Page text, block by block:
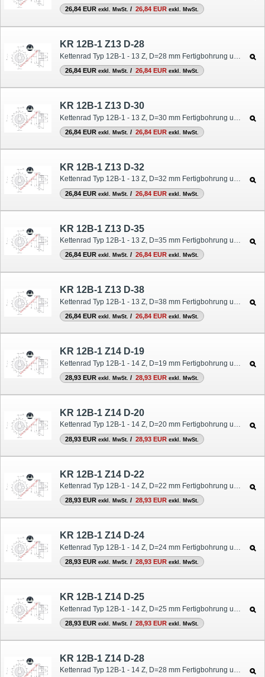
26,84 EUR exkl. MwSt. / 26,84 EUR exkl. MwSt.
KR 12B-1 Z13 D-28
Kettenrad Typ 12B-1 - 13 Z, D=28 mm Fertigbohrung und Nut
26,84 EUR exkl. MwSt. / 26,84 EUR exkl. MwSt.
KR 12B-1 Z13 D-30
26,84 EUR exkl. MwSt. / 26,84 EUR exkl. MwSt.
KR 12B-1 Z13 D-32
Kettenrad Typ 12B-1 - 13 Z, D=32 mm Fertigbohrung und Nut
26,84 EUR exkl. MwSt. / 26,84 EUR exkl. MwSt.
KR 12B-1 Z13 D-35
Kettenrad Typ 12B-1 - 13 Z, D=35 mm Fertigbohrung und Nut
26,84 EUR exkl. MwSt. / 26,84 EUR exkl. MwSt.
KR 12B-1 Z13 D-38
Kettenrad Typ 12B-1 - 13 Z, D=38 mm Fertigbohrung und Nut
26,84 EUR exkl. MwSt. / 26,84 EUR exkl. MwSt.
KR 12B-1 Z14 D-19
28,93 EUR exkl. MwSt. / 28,93 EUR exkl. MwSt.
KR 12B-1 Z14 D-20
Kettenrad Typ 12B-1 - 14 Z, D=20 mm Fertigbohrung und Nut
28,93 EUR exkl. MwSt. / 28,93 EUR exkl. MwSt.
KR 12B-1 Z14 D-22
Kettenrad Typ 12B-1 - 14 Z, D=22 mm Fertigbohrung und Nut
28,93 EUR exkl. MwSt. / 28,93 EUR exkl. MwSt.
KR 12B-1 Z14 D-24
Kettenrad Typ 12B-1 - 14 Z, D=24 mm Fertigbohrung und Nut
28,93 EUR exkl. MwSt. / 28,93 EUR exkl. MwSt.
KR 12B-1 Z14 D-25
28,93 EUR exkl. MwSt. / 28,93 EUR exkl. MwSt.
KR 12B-1 Z14 D-28
Kettenrad Typ 12B-1 - 14 Z, D=28 mm Fertigbohrung und Nut